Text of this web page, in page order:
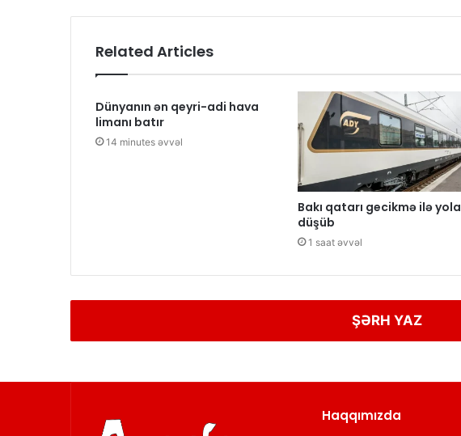
Related Articles
Dünyanın ən qeyri-adi hava
limanı batır
14 minutes əvvəl
Bakı qatarı gecikmə ilə yola
düşüb
1 saat əvvəl
ŞƏRH YAZ
Haqqımızda